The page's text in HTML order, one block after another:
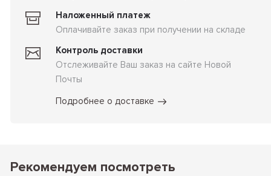
Наложенный платеж
Оплачивайте заказ при получении на складе
Контроль доставки
Отслеживайте Ваш заказ на сайте Новой
Почты
Подробнее о доставке
Рекомендуем посмотреть